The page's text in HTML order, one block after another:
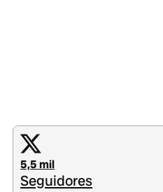
5,5 mil
Seguidores